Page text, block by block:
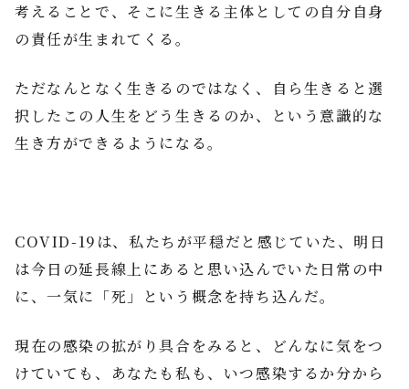
考えることで、そこに生きる主体としての自分自身
の責任が生まれてくる。
ただなんとなく生きるのではなく、自ら生きると選
択したこの人生をどう生きるのか、という意識的な
生き方ができるようになる。
COVID-19は、私たちが平穏だと感じていた、明日
は今日の延長線上にあると思い込んでいた日常の中
に、一気に「死」という概念を持ち込んだ。
現在の感染の拡がり具合をみると、どんなに気をつ
けていても、あなたも私も、いつ感染するか分から